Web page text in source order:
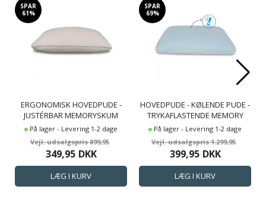
SPAR
61%
ERGONOMISK HOVEDPUDE -
JUSTÉRBAR MEMORYSKUM
PUDE - NAKKEPUDE - ZEN SLEEP
På lager - Levering 1-2 dage
899,95
349,95 DKK
SPAR
69%
HOVEDPUDE - KØLENDE PUDE -
TRYKAFLASTENDE MEMORY
FOAM PUDE - SLEEP TECH
På lager - Levering 1-2 dage
1.299,95
399,95 DKK